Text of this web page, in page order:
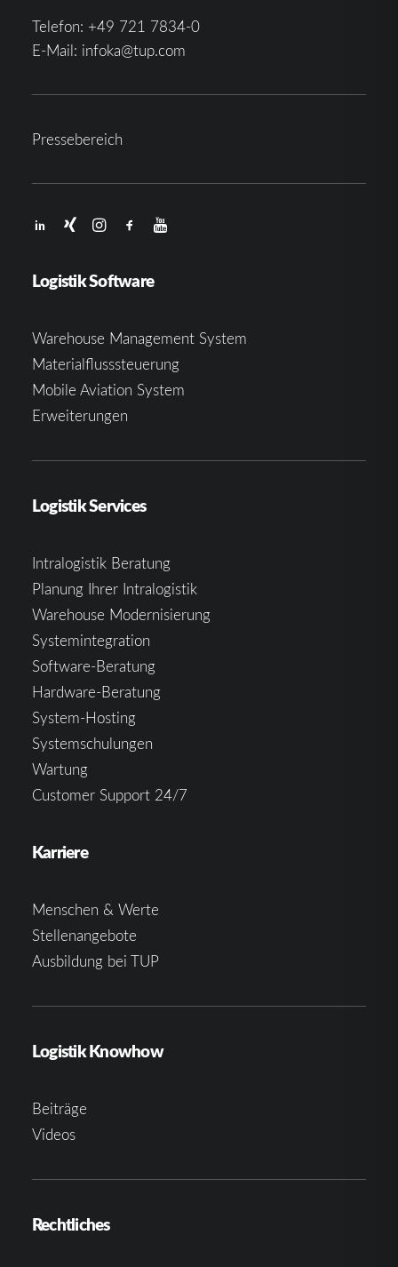
Telefon: +49 721 7834-0
E-Mail: infoka@tup.com
Pressebereich
Logistik Software
Warehouse Management System
Materialflusssteuerung
Mobile Aviation System
Erweiterungen
Logistik Services
Intralogistik Beratung
Planung Ihrer Intralogistik
Warehouse Modernisierung
Systemintegration
Software-Beratung
Hardware-Beratung
System-Hosting
Systemschulungen
Wartung
Customer Support 24/7
Karriere
Menschen & Werte
Stellenangebote
Ausbildung bei TUP
Logistik Knowhow
Beiträge
Videos
Rechtliches